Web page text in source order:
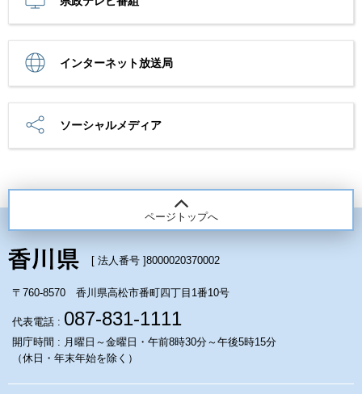
インターネット放送局
ソーシャルメディア
ページトップへ
[ 法人番号 ]8000020370002
〒760-8570 香川県高松市番町四丁目1番10号
代表電話 : 087-831-1111
開庁時間 : 月曜日～金曜日・午前8時30分～午後5時15分
（休日・年末年始を除く）